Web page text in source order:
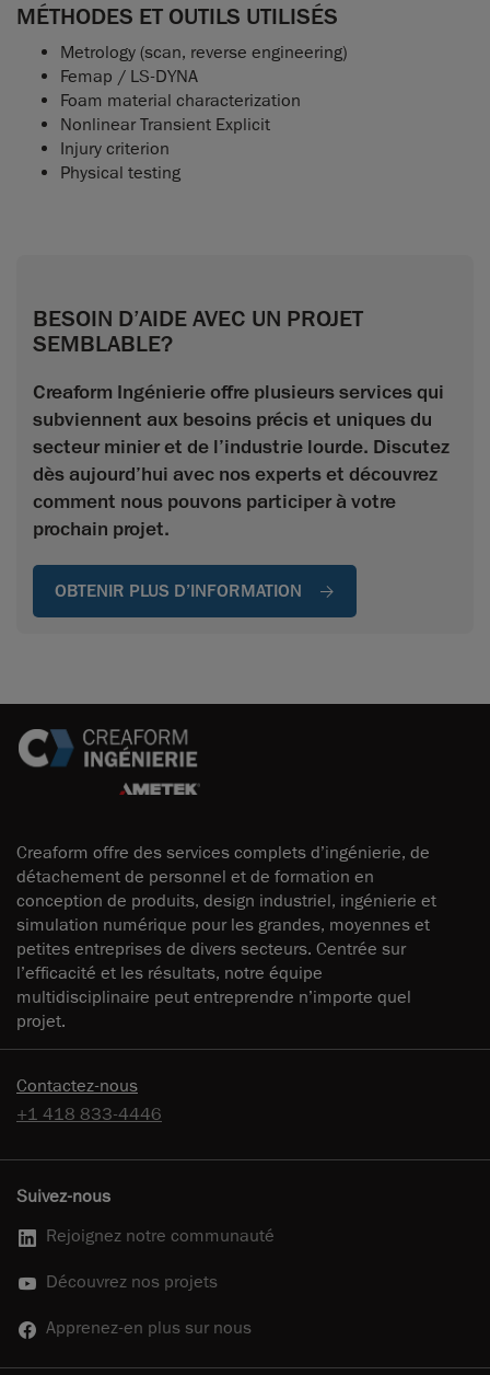
MÉTHODES ET OUTILS UTILISÉS
Metrology (scan, reverse engineering)
Femap / LS-DYNA
Foam material characterization
Nonlinear Transient Explicit
Injury criterion
Physical testing
BESOIN D’AIDE AVEC UN PROJET
SEMBLABLE?
Creaform Ingénierie offre plusieurs services qui
subviennent aux besoins précis et uniques du
secteur minier et de l’industrie lourde. Discutez
dès aujourd’hui avec nos experts et découvrez
comment nous pouvons participer à votre
prochain projet.
OBTENIR PLUS D’INFORMATION
Creaform offre des services complets d’ingénierie, de
détachement de personnel et de formation en
conception de produits, design industriel, ingénierie et
simulation numérique pour les grandes, moyennes et
petites entreprises de divers secteurs. Centrée sur
l’efficacité et les résultats, notre équipe
multidisciplinaire peut entreprendre n’importe quel
projet.
Contactez-nous
+1 418 833-4446
Suivez-nous
Rejoignez notre communauté
Découvrez nos projets
Apprenez-en plus sur nous